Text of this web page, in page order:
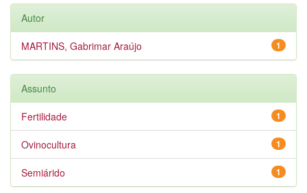
Autor
1
MARTINS, Gabrimar Araújo
Assunto
1
Fertilidade
1
Ovinocultura
1
Semiárido